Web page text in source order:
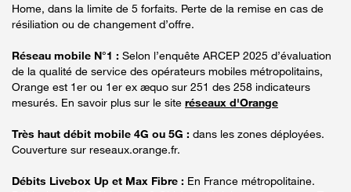
Home, dans la limite de 5 forfaits. Perte de la remise en cas de
résiliation ou de changement d’offre.
Réseau mobile N°1 : Selon l’enquête ARCEP 2025 d’évaluation
de la qualité de service des opérateurs mobiles métropolitains,
Orange est 1er ou 1er ex æquo sur 251 des 258 indicateurs
mesurés. En savoir plus sur le site réseaux d'Orange
Très haut débit mobile 4G ou 5G : dans les zones déployées.
Couverture sur reseaux.orange.fr.
Débits Livebox Up et Max Fibre : En France métropolitaine.